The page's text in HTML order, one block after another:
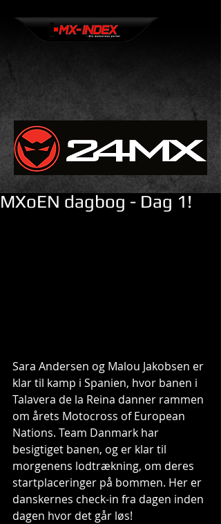
MXoEN dagbog - Dag 1!
Sara Andersen og Malou Jakobsen er
klar til kamp i Spanien, hvor banen i
Talavera de la Reina danner rammen
om årets Motocross of European
Nations. Team Danmark har
besigtiget banen, og er klar til
morgenens lodtrækning, om deres
startplaceringer på bommen. Her er
danskernes check-in fra dagen inden
dagen hvor det går løs!